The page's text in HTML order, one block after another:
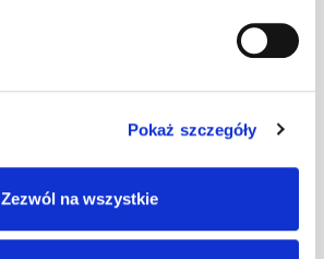
Pokaż szczegóły
Zezwól na wszystkie
komin. U
szt –
Wspornik ławy
grafitowy